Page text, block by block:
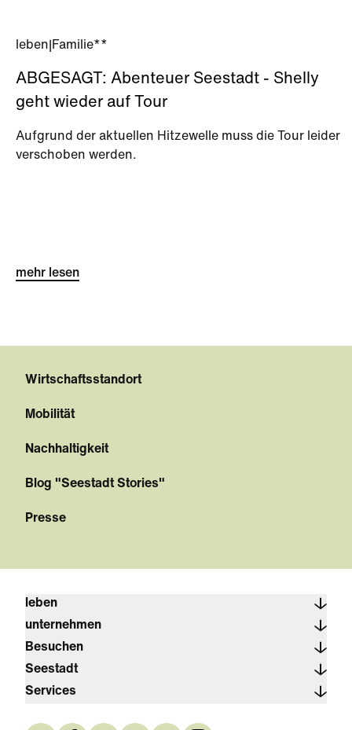
leben Familie**
ABGESAGT: Abenteuer Seestadt - Shelly
geht wieder auf Tour
Aufgrund der aktuellen Hitzewelle muss die Tour leider
verschoben werden.
mehr lesen
Wirtschaftsstandort
Mobilität
Nachhaltigkeit
Blog "Seestadt Stories"
Presse
leben
unternehmen
Besuchen
Seestadt
Services